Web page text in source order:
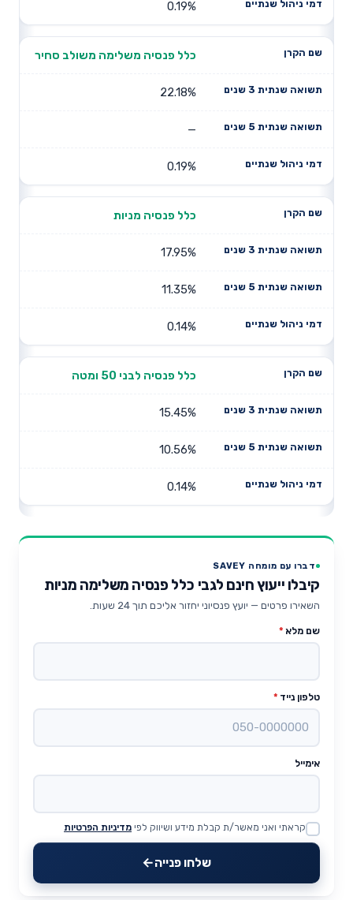
0.19%
כלל פנסיה משלימה משולב סחיר
22.18%
—
0.19%
כלל פנסיה מניות
17.95%
11.35%
0.14%
כלל פנסיה לבני 50 ומטה
15.45%
10.56%
0.14%
דברו עם מומחה SAVEY
קיבלו ייעוץ חינם לגבי כלל פנסיה משלימה מניות
השאירו פרטים — יועץ פנסיוני יחזור אליכם תוך 24 שעות.
שם מלא *
טלפון נייד *
אימייל
Website
קראתי ואני מאשר/ת קבלת מידע ושיווק לפי מדיניות הפרטיות
שלחו פנייה